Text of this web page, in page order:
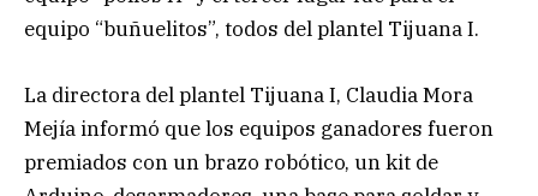
equipo “buñuelitos”, todos del plantel Tijuana I.
La directora del plantel Tijuana I, Claudia Mora
Mejía informó que los equipos ganadores fueron
premiados con un brazo robótico, un kit de